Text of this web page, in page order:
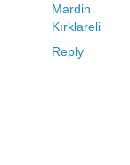
Mardin
Kırklareli
Reply